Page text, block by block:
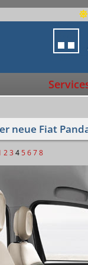
neue Fiat
2 3 4 5 6 7 8